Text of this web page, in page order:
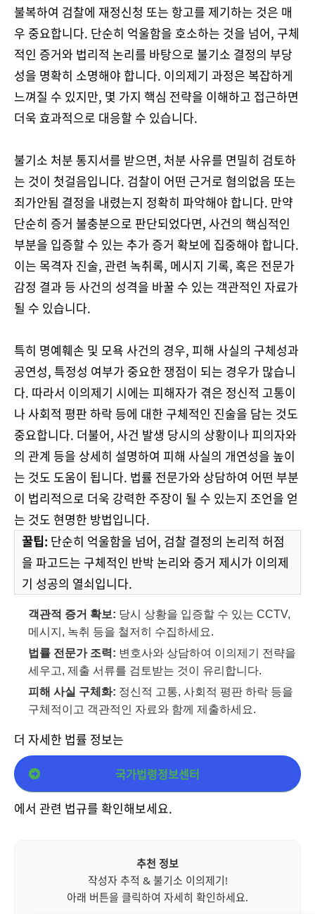
불복하여 검찰에 재정신청 또는 항고를 제기하는 것은 매
우 중요합니다. 단순히 억울함을 호소하는 것을 넘어, 구체
적인 증거와 법리적 논리를 바탕으로 불기소 결정의 부당
성을 명확히 소명해야 합니다. 이의제기 과정은 복잡하게
느껴질 수 있지만, 몇 가지 핵심 전략을 이해하고 접근하면
더욱 효과적으로 대응할 수 있습니다.
불기소 처분 통지서를 받으면, 처분 사유를 면밀히 검토하
는 것이 첫걸음입니다. 검찰이 어떤 근거로 혐의없음 또는
죄가안됨 결정을 내렸는지 정확히 파악해야 합니다. 만약
단순히 증거 불충분으로 판단되었다면, 사건의 핵심적인
부분을 입증할 수 있는 추가 증거 확보에 집중해야 합니다.
이는 목격자 진술, 관련 녹취록, 메시지 기록, 혹은 전문가
감정 결과 등 사건의 성격을 바꿀 수 있는 객관적인 자료가
될 수 있습니다.
특히 명예훼손 및 모욕 사건의 경우, 피해 사실의 구체성과
공연성, 특정성 여부가 중요한 쟁점이 되는 경우가 많습니
다. 따라서 이의제기 시에는 피해자가 겪은 정신적 고통이
나 사회적 평판 하락 등에 대한 구체적인 진술을 담는 것도
중요합니다. 더불어, 사건 발생 당시의 상황이나 피의자와
의 관계 등을 상세히 설명하여 피해 사실의 개연성을 높이
는 것도 도움이 됩니다. 법률 전문가와 상담하여 어떤 부분
이 법리적으로 더욱 강력한 주장이 될 수 있는지 조언을 얻
는 것도 현명한 방법입니다.
꿀팁: 단순히 억울함을 넘어, 검찰 결정의 논리적 허점
을 파고드는 구체적인 반박 논리와 증거 제시가 이의제
기 성공의 열쇠입니다.
객관적 증거 확보: 당시 상황을 입증할 수 있는 CCTV,
메시지, 녹취 등을 철저히 수집하세요.
법률 전문가 조력: 변호사와 상담하여 이의제기 전략을
세우고, 제출 서류를 검토받는 것이 유리합니다.
피해 사실 구체화: 정신적 고통, 사회적 평판 하락 등을
구체적이고 객관적인 자료와 함께 제출하세요.
더 자세한 법률 정보는
국가법령정보센터
에서 관련 법규를 확인해보세요.
추천 정보
작성자 추적 & 불기소 이의제기!
아래 버튼을 클릭하여 자세히 확인하세요.